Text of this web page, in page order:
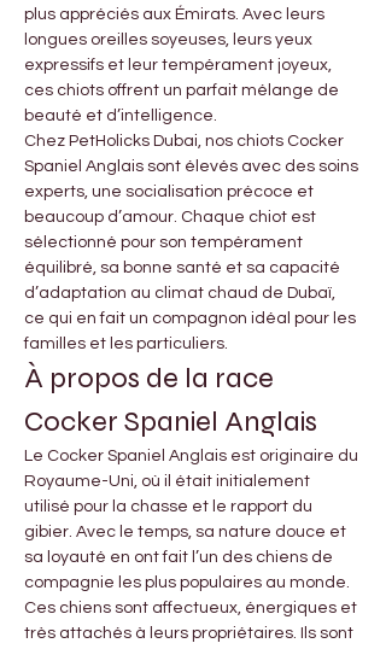
plus appréciés aux Émirats. Avec leurs
longues oreilles soyeuses, leurs yeux
expressifs et leur tempérament joyeux,
ces chiots offrent un parfait mélange de
beauté et d’intelligence.
Chez PetHolicks Dubai, nos chiots Cocker
Spaniel Anglais sont élevés avec des soins
experts, une socialisation précoce et
beaucoup d’amour. Chaque chiot est
sélectionné pour son tempérament
équilibré, sa bonne santé et sa capacité
d’adaptation au climat chaud de Dubaï,
ce qui en fait un compagnon idéal pour les
familles et les particuliers.
À propos de la race
Cocker Spaniel Anglais
Le Cocker Spaniel Anglais est originaire du
Royaume-Uni, où il était initialement
utilisé pour la chasse et le rapport du
gibier. Avec le temps, sa nature douce et
sa loyauté en ont fait l’un des chiens de
compagnie les plus populaires au monde.
Ces chiens sont affectueux, énergiques et
très attachés à leurs propriétaires. Ils sont